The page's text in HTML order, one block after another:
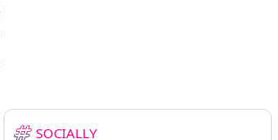
SOCIALLY